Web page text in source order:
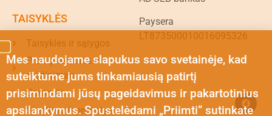
TAISYKLĖS
Taisyklės ir sąlygos
Prekių keitimas ir
grąžinimas
Garantija
Siuntimo ir pristatymo
Paysera
LT873500010016095326
Mes naudojame slapukus savo svetainėje, kad
suteiktume jums tinkamiausią patirtį
prisimindami jūsų pageidavimus ir pakartotinius
apsilankymus. Spustelėdami „Priimti“ sutinkate